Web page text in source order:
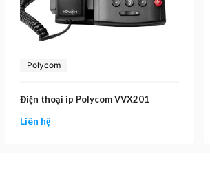
Polycom
Điện thoại ip Polycom VVX201
Liên hệ